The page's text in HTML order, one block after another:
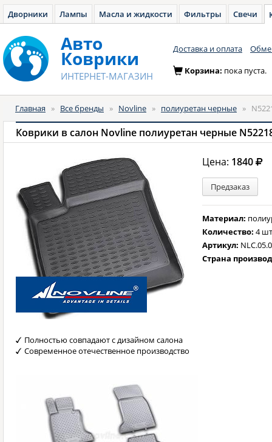
Дворники Лампы Масла и жидкости Фильтры Свечи
Авто
Коврики
ИНТЕРНЕТ-МАГАЗИН
Доставка и оплата
Корзина: пока пуста.
Главная » Все бренды » Novline » полиуретан черные »
Коврики в салон Novline полиуретан черные
Цена: 1840
Предзаказ
Материал:
Количество:4
Артикул:
Страна
Полностью совпадают с дизайном салона
Современное отечественное производство